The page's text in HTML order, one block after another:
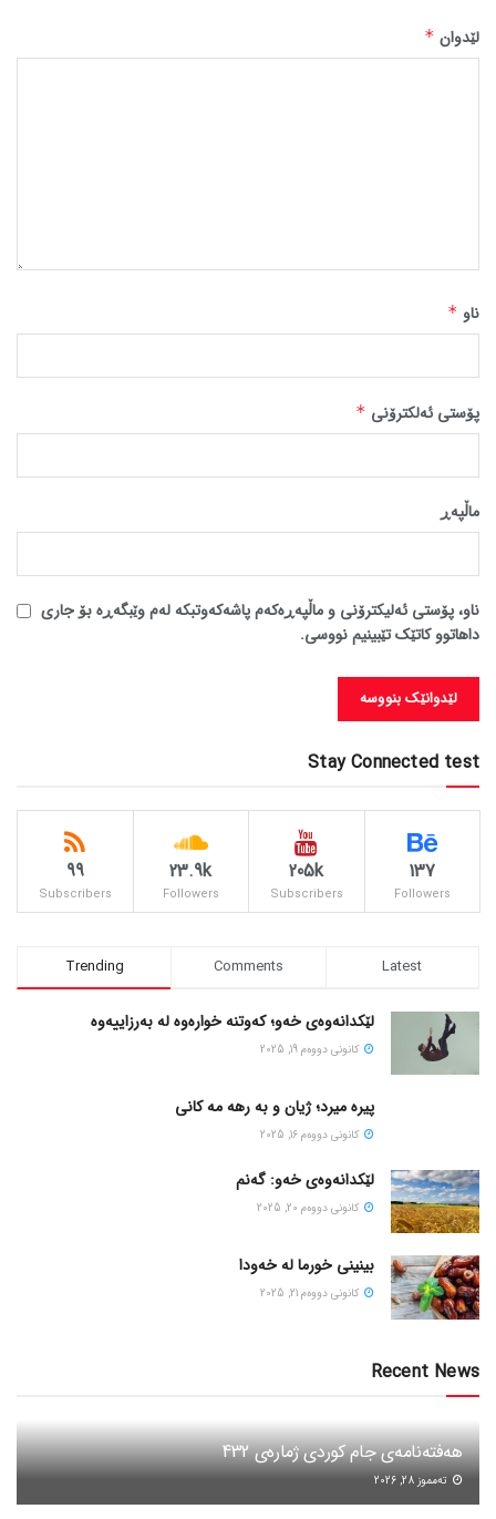
لێدوان *
ناو *
پۆستی ئەلکترۆنی *
ماڵپه‌ڕ
ناو، پۆستی ئەلیکترۆنی و ماڵپەڕەکەم پاشەکەوتبکە لەم وێبگەڕە بۆ جاری
داهاتوو کاتێک تێبینیم نووسی.
Stay Connected test
137
Followers
205k
Subscribers
23.9k
Followers
99
Subscribers
Trending Comments Latest
لێکدانەوەی خەو؛ کەوتنە خوارەوە لە بەرزاییەوە
كانونی دووه‌م 19, 2025
پیره میرد؛ ژیان و به رهه مه کانی
كانونی دووه‌م 16, 2025
لێکدانەوەی خەو: گەنم
كانونی دووه‌م 20, 2025
بینینی خورما لە خەودا
كانونی دووه‌م 21, 2025
Recent News
هەفتەنامەی جام کوردی ژمارەی 432
ته‌مموز 28, 2026